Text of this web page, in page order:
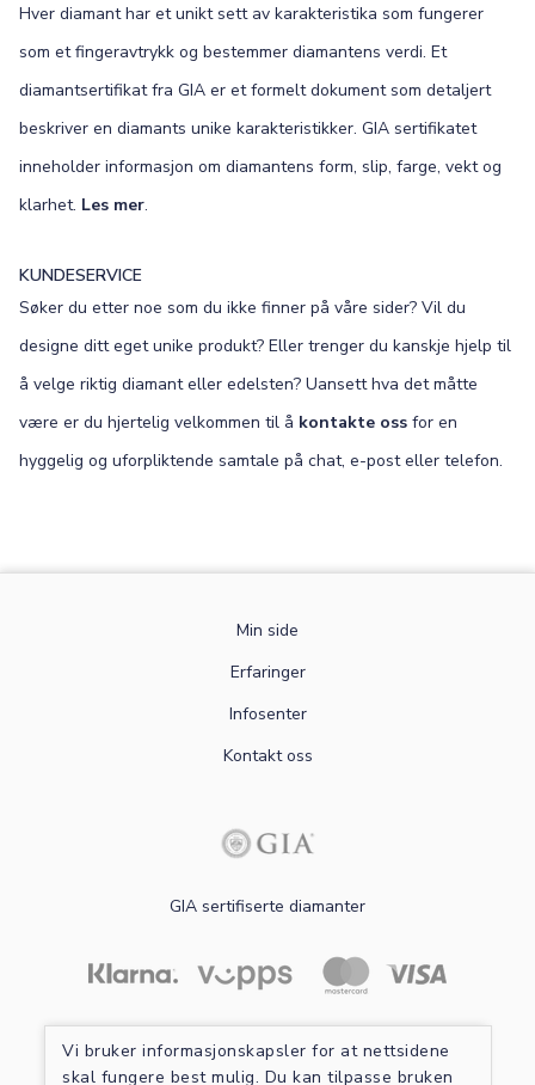
Vi bruker informasjonskapsler for at nettsidene
skal fungere best mulig. Du kan tilpasse bruken
Hver diamant har et unikt sett av karakteristika som fungerer
som et fingeravtrykk og bestemmer diamantens verdi. Et
diamantsertifikat fra GIA er et formelt dokument som detaljert
beskriver en diamants unike karakteristikker. GIA sertifikatet
inneholder informasjon om diamantens form, slip, farge, vekt og
klarhet. Les mer.
KUNDESERVICE
Søker du etter noe som du ikke finner på våre sider? Vil du
designe ditt eget unike produkt? Eller trenger du kanskje hjelp til
å velge riktig diamant eller edelsten? Uansett hva det måtte
være er du hjertelig velkommen til å kontakte oss for en
hyggelig og uforpliktende samtale på chat, e-post eller telefon.
Min side
Erfaringer
Infosenter
Kontakt oss
GIA sertifiserte diamanter
Les mer om sikker betaling